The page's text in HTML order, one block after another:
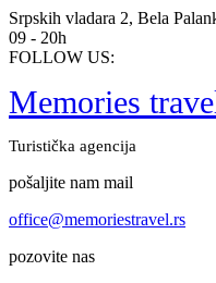
Skip
to
content
Srpskih vladara 2, Bela
09 - 20h
FOLLOW US:
Memories
Turistička agencija
pošaljite nam mail
office@memoriestravel.rs
pozovite nas